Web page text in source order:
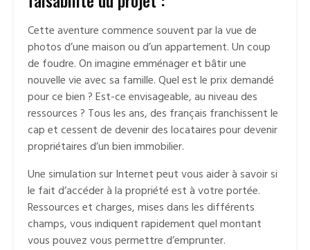
Cette aventure commence souvent par la vue de
photos d’une maison ou d’un appartement. Un coup
de foudre. On imagine emménager et bâtir une
nouvelle vie avec sa famille. Quel est le prix demandé
pour ce bien ? Est-ce envisageable, au niveau des
ressources ? Tous les ans, des français franchissent le
cap et cessent de devenir des locataires pour devenir
propriétaires d’un bien immobilier.
Une simulation sur Internet peut vous aider à savoir si
le fait d’accéder à la propriété est à votre portée.
Ressources et charges, mises dans les différents
champs, vous indiquent rapidement quel montant
vous pouvez vous permettre d’emprunter.